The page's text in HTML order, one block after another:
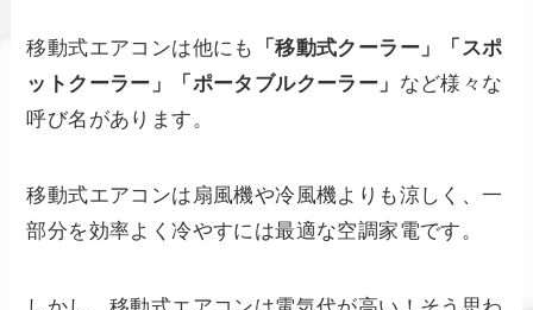
移動式エアコンは他にも
「移動式クーラー」「スポ
ットクーラー」「ポータブルクーラー」 など様々な
呼び名があります。
移動式エアコンは扇風機や冷風機よりも涼しく、一
部分を効率よく冷やすには最適な空調家電です。